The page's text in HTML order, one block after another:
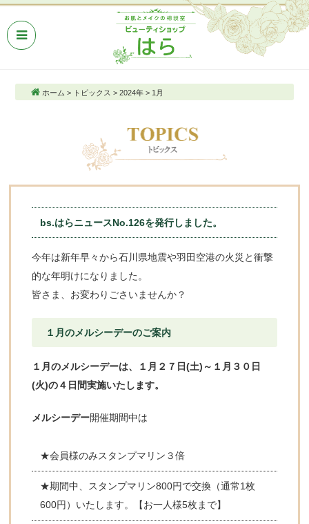
ホーム > トピックス > 2024年> 1月
bs.はらニュースNo.126を発行しました。
今年は新年早々から石川県地震や羽田空港の火災と衝撃
的な年明けになりました。
皆さま、お変わりごさいませんか？
１月のメルシーデーのご案内
１月のメルシーデーは、１ 月２７日(土)～１月３０日
(火)の４日間実施いたします。
メルシーデー開催期間中は
★会員様のみスタンプマリン３倍
★期間中、スタンプマリン800円で交換（通常1枚
600円）いたします。【お一人様5枚まで】